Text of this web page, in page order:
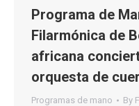
Programa de
Filarmónica de
africana
orquesta de
Programas de mano By